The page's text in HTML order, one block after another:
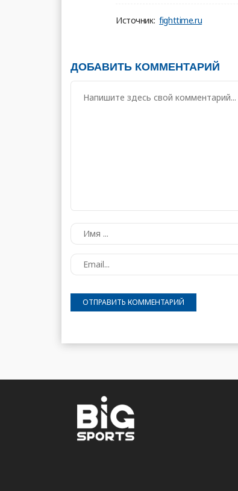
Источник: fighttime.ru
ДОБАВИТЬ КОММЕНТАРИЙ